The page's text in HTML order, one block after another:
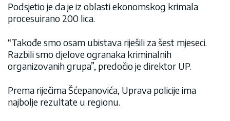
Podsjetio je da je iz oblasti ekonomskog krimala
procesuirano 200 lica.
“Takođe smo osam ubistava riješili za šest mjeseci.
Razbili smo djelove ogranaka kriminalnih
organizovanih grupa”, predočio je direktor UP.
Prema riječima Šćepanovića, Uprava policije ima
najbolje rezultate u regionu.